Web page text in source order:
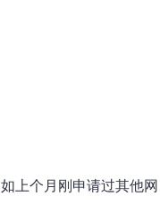
上个月刚申请过其他网